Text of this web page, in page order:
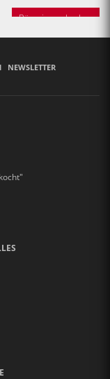
Bäuerinnen backen
NEWSLETTER